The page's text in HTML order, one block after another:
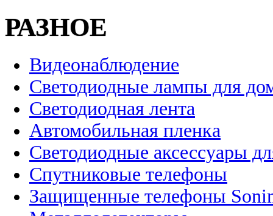
РАЗНОЕ
Видеонаблюдение
Светодиодные лампы для
Светодиодная лента
Автомобильная пленка
Светодиодные аксессуары
Спутниковые телефоны
Защищенные телефоны